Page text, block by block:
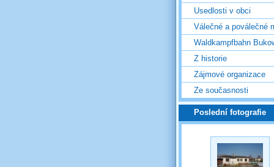
Usedlosti v obci
Válečné a poválečné
Waldkampfbahn
Z historie
Zájmové organizace
Ze současnosti
Poslední fotografie